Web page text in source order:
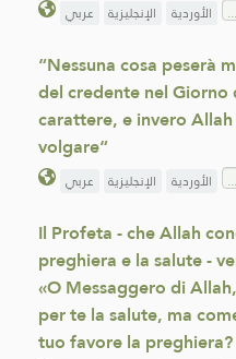
عربي الإنجليزية الأوردية
“Nessuna cosa peserà
del credente nel
carattere, e invero
volgare“
عربي الإنجليزية الأوردية
Il Profeta - che Allah
preghiera e la salute -
«O Messaggero di
per te la salute, ma
tuo favore la preghiera?